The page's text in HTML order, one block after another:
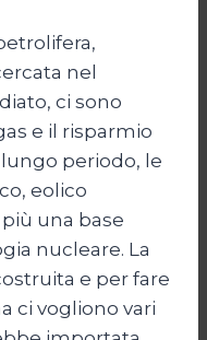
nel
ci sono
e il risparmio
periodo, le
eolico
una base
nucleare. La
e per fare
ci vogliono vari